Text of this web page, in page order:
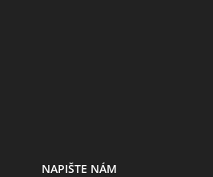
NAPIŠTE NÁM